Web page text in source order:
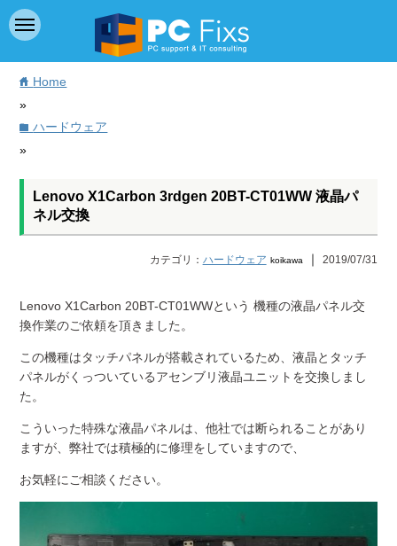
home Home
»
folderハードウェア
»
Lenovo X1Carbon 3rdgen 20BT-CT01WW 液晶パ
ネル交換
カテゴリ： ハードウェア koikawa ｜ 2019/07/31
Lenovo X1Carbon 20BT-CT01WWという 機種の液晶パネル交
換作業のご依頼を頂きました。
この機種はタッチパネルが搭載されているため、液晶とタッチ
パネルがくっついているアセンブリ液晶ユニットを交換しまし
た。
こういった特殊な液晶パネルは、他社では断られることがあり
ますが、弊社では積極的に修理をしていますので、
お気軽にご相談ください。